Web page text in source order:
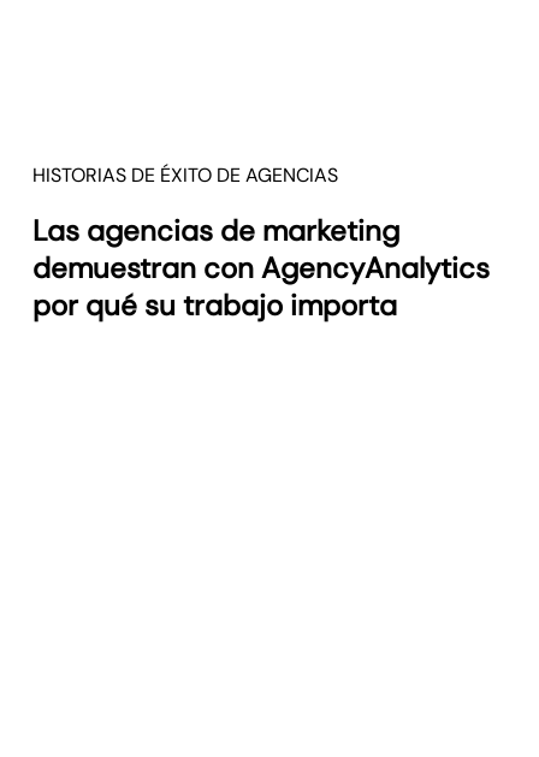
HISTORIAS DE ÉXITO DE AGENCIAS
Las agencias de marketing
demuestran con AgencyAnalytics
por qué su trabajo importa